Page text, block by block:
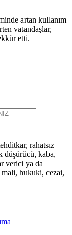
artan kullanım
vatandaşlar,
etti.
rahatsız
düşürücü, kaba,
verici ya da
hukuki, cezai,